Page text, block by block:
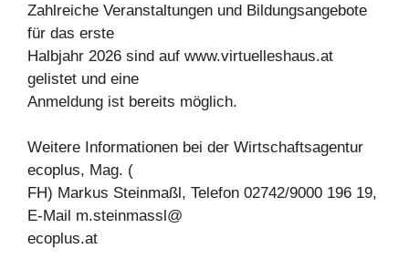
Zahlreiche Veranstaltungen und Bildungsangebote
für das erste
Halbjahr 2026 sind auf www.virtuelleshaus.at
gelistet und eine
Anmeldung ist bereits möglich.
Weitere Informationen bei der Wirtschaftsagentur
ecoplus, Mag. (
FH) Markus Steinmaßl, Telefon 02742/9000 196 19,
E-Mail m.steinmassl@
ecoplus.at